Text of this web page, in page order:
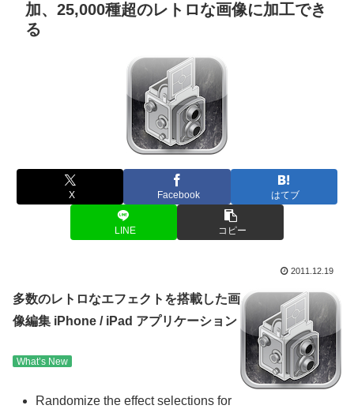
加、25,000種超のレトロな画像に加工でき
る
X Facebook はてブ
LINE コピー
2011.12.19
多数のレトロなエフェクトを搭載した画
像編集 iPhone / iPad アプリケーション
What’s New
Randomize the effect selections for